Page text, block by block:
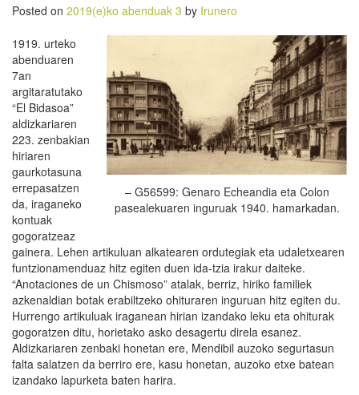
Posted on 2019(e)ko abenduak 3 by Irunero
– G56599: Genaro Echeandia eta Colon
pasealekuaren inguruak 1940. hamarkadan.
1919. urteko
abenduaren
7an
argitaratutako
“El Bidasoa”
aldizkariaren
223. zenbakian
hiriaren
gaurkotasuna
errepasatzen
da, iraganeko
kontuak
gogoratzeaz
gainera. Lehen artikuluan alkatearen ordutegiak eta udaletxearen
funtzionamenduaz hitz egiten duen ida-tzia irakur daiteke.
“Anotaciones de un Chismoso” atalak, berriz, hiriko familiek
azkenaldian botak erabiltzeko ohituraren inguruan hitz egiten du.
Hurrengo artikuluak iraganean hirian izandako leku eta ohiturak
gogoratzen ditu, horietako asko desagertu direla esanez.
Aldizkariaren zenbaki honetan ere, Mendibil auzoko segurtasun
falta salatzen da berriro ere, kasu honetan, auzoko etxe batean
izandako lapurketa baten harira.